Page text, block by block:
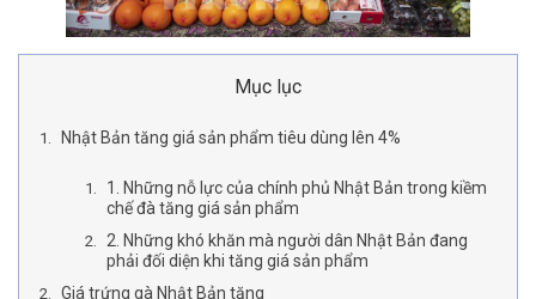
Mục lục
Nhật Bản tăng giá sản phẩm tiêu dùng lên 4%
1. Những nỗ lực của chính phủ Nhật Bản trong kiềm
chế đà tăng giá sản phẩm
2. Những khó khăn mà người dân Nhật Bản đang
phải đối diện khi tăng giá sản phẩm
Giá trứng gà Nhật Bản tăng